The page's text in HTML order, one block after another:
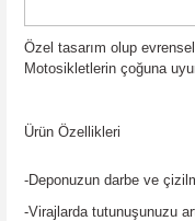
Özel tasarım olup
Motosikletlerin çoğuna
Ürün Özellikleri
-Deponuzun darbe ve
-Virajlarda tutunuşunuzu